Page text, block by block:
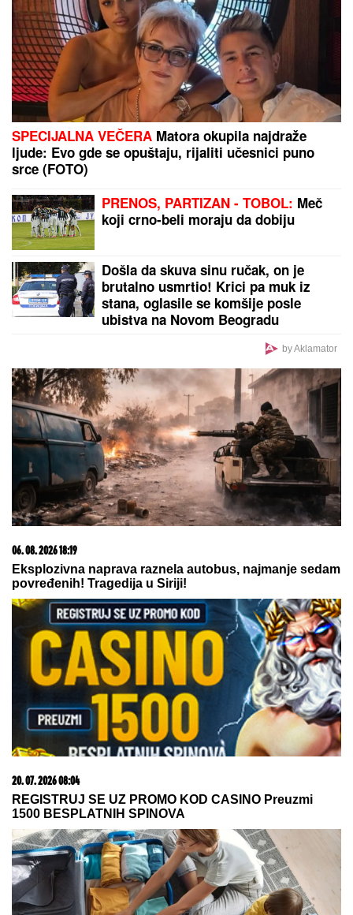
SPECIJALNA VEČERA Matora okupila najdraže
ljude: Evo gde se opuštaju, rijaliti učesnici puno
srce (FOTO)
PRENOS, PARTIZAN - TOBOL: Meč
koji crno-beli moraju da dobiju
Došla da skuva sinu ručak, on je
brutalno usmrtio! Krici pa muk iz
stana, oglasile se komšije posle
ubistva na Novom Beogradu
by Aklamator
06. 08. 2026 18:19
Eksplozivna naprava raznela autobus, najmanje sedam
povređenih! Tragedija u Siriji!
20. 07. 2026 08:04
REGISTRUJ SE UZ PROMO KOD CASINO Preuzmi
1500 BESPLATNIH SPINOVA